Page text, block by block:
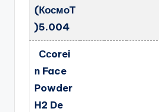
(КосмоТ
)5.004
Ссorei
n Face
Powder
H2 De